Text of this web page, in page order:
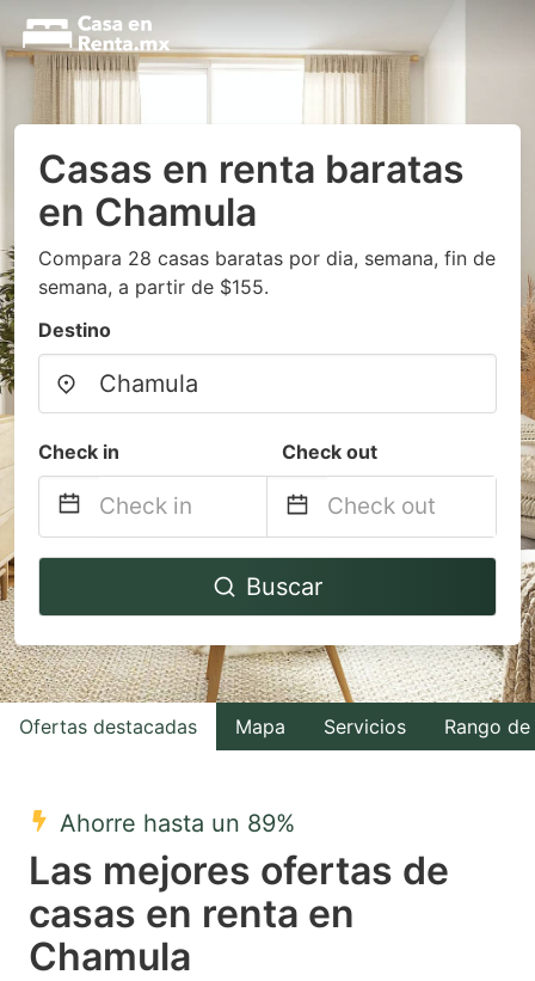
Casas en renta baratas
en Chamula
Compara 28 casas baratas por dia, semana, fin de
semana, a partir de $155.
Destino
Check in Check out
Navigate
to
interact
with
the
select
a
date.
Press
Navigate
to
interact
with
the
a
date.
Buscar
Ofertas destacadas Mapa Servicios Rango
Ahorre hasta un 89%
Las mejores ofertas de
casas en renta en
Chamula